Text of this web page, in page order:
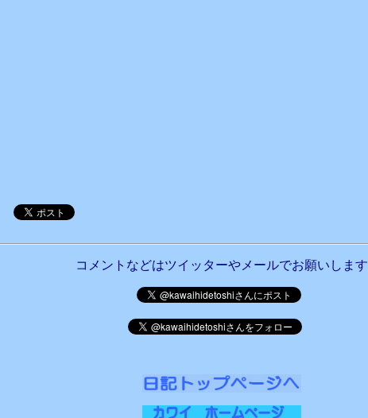
コメントなどはツイッターやメールでお願いします